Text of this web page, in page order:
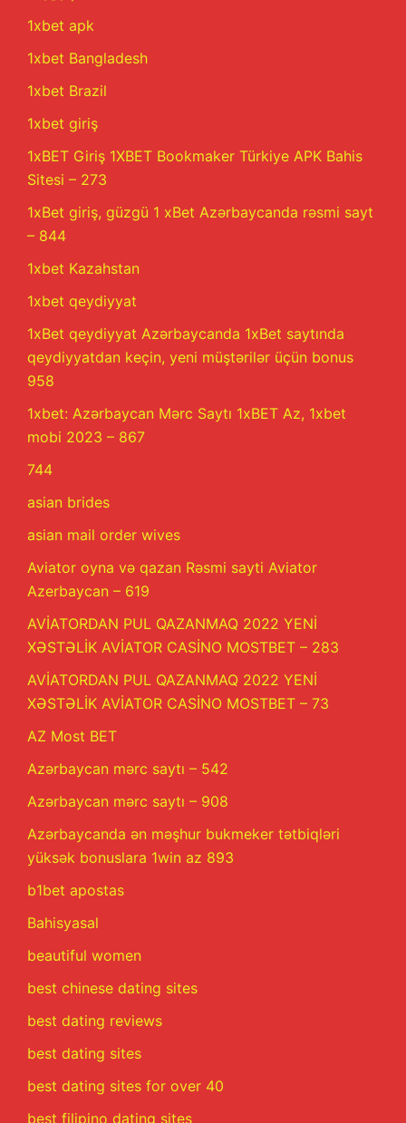
1xbet apk
1xbet Bangladesh
1xbet Brazil
1xbet giriş
1xBET Giriş 1XBET Bookmaker Türkiye APK Bahis
Sitesi – 273
1xBet giriş, güzgü 1 xBet Azərbaycanda rəsmi sayt
– 844
1xbet Kazahstan
1xbet qeydiyyat
1xBet qeydiyyat Azərbaycanda 1xBet saytında
qeydiyyatdan keçin, yeni müştərilər üçün bonus
958
1xbet: Azərbaycan Mərc Saytı 1xBET Az, 1xbet
mobi 2023 – 867
744
asian brides
asian mail order wives
Aviator oyna və qazan Rəsmi sayti Aviator
Azerbaycan – 619
AVİATORDAN PUL QAZANMAQ 2022 YENİ
XƏSTƏLİK AVİATOR CASİNO MOSTBET – 283
AVİATORDAN PUL QAZANMAQ 2022 YENİ
XƏSTƏLİK AVİATOR CASİNO MOSTBET – 73
AZ Most BET
Azərbaycan mərc saytı – 542
Azərbaycan mərc saytı – 908
Azərbaycanda ən məşhur bukmeker tətbiqləri
yüksək bonuslara 1win az 893
b1bet apostas
Bahisyasal
beautiful women
best chinese dating sites
best dating reviews
best dating sites
best dating sites for over 40
best filipino dating sites